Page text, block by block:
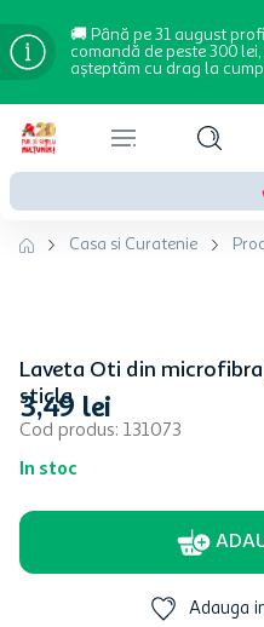
🚚 Până pe 31 august
comandă de peste 300
așteptăm cu drag la
Casa si Curatenie
Laveta Oti din
sticla
Cod produs: 131073
In stoc
3,49 lei
Adauga